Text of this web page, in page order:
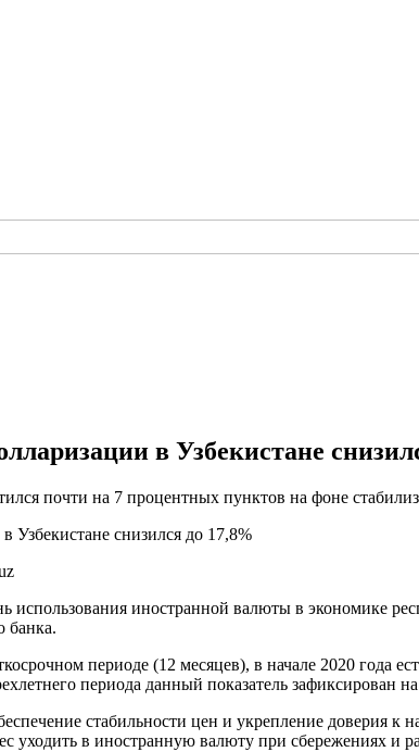
в Узбекистане
почти на 7 процентных пунктов на фоне
использования иностранной валюты в экономике
банка.
периоде (12 месяцев), в начале 2020 года
периода данный показатель зафиксирован
стабильности цен и укрепление доверия к
уходить в иностранную валюту при сбережениях и